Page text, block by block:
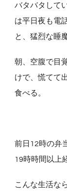
バタバタして
は平日夜も電
と、猛烈な睡
朝、空腹で目
けで、慌てて
食べる。
前日12時の弁
19時時間以上
こんな生活な